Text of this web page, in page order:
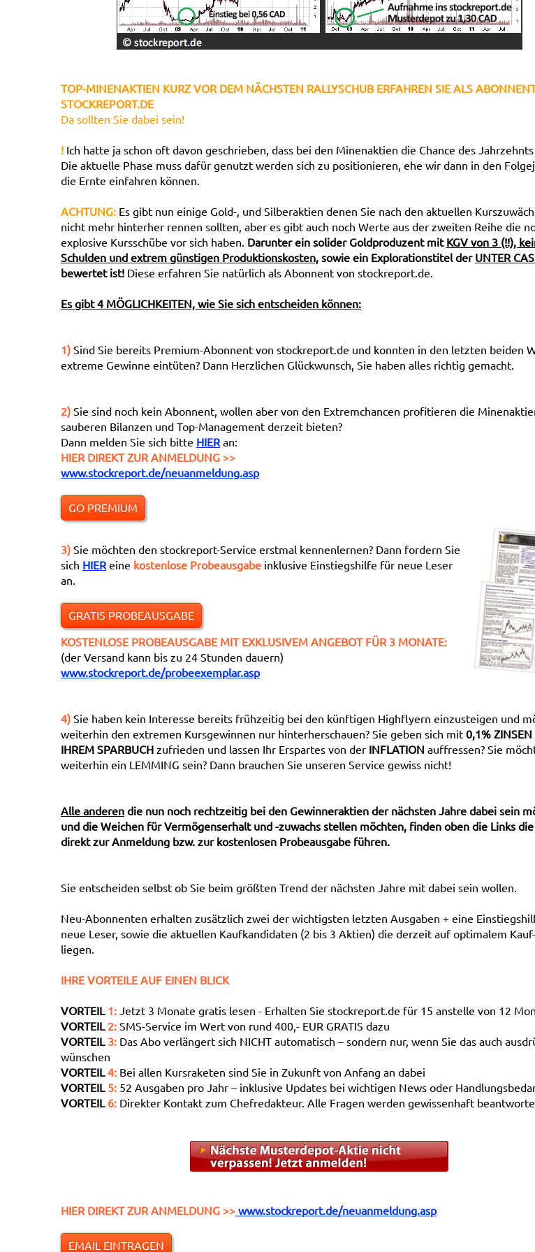
TOP-MINENAKTIEN KURZ VOR DEM NÄCHSTEN RALLYSCHUB ERFAHREN SIE ALS
STOCKREPORT.DE
Da sollten Sie dabei sein!
! Ich hatte ja schon oft davon geschrieben, dass bei den Minenaktien die Chance des
Die aktuelle Phase muss dafür genutzt werden sich zu positionieren, ehe wir dann in den
die Ernte einfahren können.
ACHTUNG: Es gibt nun einige Gold-, und Silberaktien denen Sie nach den aktuellen
nicht mehr hinterher rennen sollten, aber es gibt auch noch Werte aus der zweiten Reihe die
explosive Kursschübe vor sich haben. Darunter ein solider Goldproduzent mit KGV von 3 (!!),
Schulden und extrem günstigen Produktionskosten, sowie ein Explorationstitel der UNTER
bewertet ist! Diese erfahren Sie natürlich als Abonnent von stockreport.de.
Es gibt 4 MÖGLICHKEITEN, wie Sie sich entscheiden können:
1) Sind Sie bereits Premium-Abonnent von stockreport.de und konnten in den letzten beiden
extreme Gewinne eintüten? Dann Herzlichen Glückwunsch, Sie haben alles richtig gemacht.
2) Sie sind noch kein Abonnent, wollen aber von den Extremchancen profitieren die
sauberen Bilanzen und Top-Management derzeit bieten?
Dann melden Sie sich bitte HIER an:
HIER DIREKT ZUR ANMELDUNG >>
www.stockreport.de/neuanmeldung.asp
GO PREMIUM
3) Sie möchten den stockreport-Service erstmal kennenlernen? Dann fordern Sie
sich HIER eine kostenlose Probeausgabe inklusive Einstiegshilfe für neue Leser
an.
GRATIS PROBEAUSGABE
KOSTENLOSE PROBEAUSGABE MIT EXKLUSIVEM ANGEBOT FÜR 3 MONATE:
(der Versand kann bis zu 24 Stunden dauern)
www.stockreport.de/probeexemplar.asp
4) Sie haben kein Interesse bereits frühzeitig bei den künftigen Highflyern einzusteigen und
weiterhin den extremen Kursgewinnen nur hinterherschauen? Sie geben sich mit 0,1%
IHREM SPARBUCH zufrieden und lassen Ihr Erspartes von der INFLATION auffressen? Sie
weiterhin ein LEMMING sein? Dann brauchen Sie unseren Service gewiss nicht!
Alle anderen die nun noch rechtzeitig bei den Gewinneraktien der nächsten Jahre dabei sein
und die Weichen für Vermögenserhalt und -zuwachs stellen möchten, finden oben die Links
direkt zur Anmeldung bzw. zur kostenlosen Probeausgabe führen.
Sie entscheiden selbst ob Sie beim größten Trend der nächsten Jahre mit dabei sein wollen.
Neu-Abonnenten erhalten zusätzlich zwei der wichtigsten letzten Ausgaben + eine
neue Leser, sowie die aktuellen Kaufkandidaten (2 bis 3 Aktien) die derzeit auf optimalem
liegen.
IHRE VORTEILE AUF EINEN BLICK
VORTEIL 1: Jetzt 3 Monate gratis lesen - Erhalten Sie stockreport.de für 15 anstelle von 12
VORTEIL 2: SMS-Service im Wert von rund 400,- EUR GRATIS dazu
VORTEIL 3: Das Abo verlängert sich NICHT automatisch – sondern nur, wenn Sie das auch
wünschen
VORTEIL4: Bei allen Kursraketen sind Sie in Zukunft von Anfang an dabei
VORTEIL 5: 52 Ausgaben pro Jahr – inklusive Updates bei wichtigen News oder
VORTEIL 6: Direkter Kontakt zum Chefredakteur. Alle Fragen werden gewissenhaft
HIER DIREKT ZUR ANMELDUNG >> www.stockreport.de/neuanmeldung.asp
EMAIL EINTRAGEN